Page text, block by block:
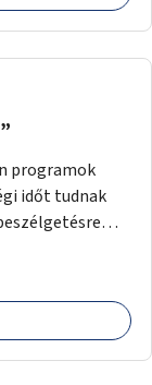
programok
időt tudnak